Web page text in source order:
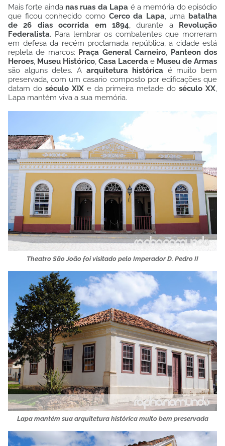
Mais forte ainda nas ruas da Lapa é a memória do episódio
que ficou conhecido como Cerco da Lapa, uma batalha
de 26 dias ocorrida em 1894, durante a Revolução
Federalista. Para lembrar os combatentes que morreram
em defesa da recém proclamada república, a cidade está
repleta de marcos: Praça General Carneiro, Panteon dos
Heroes, Museu Histórico, Casa Lacerda e Museu de Armas
são alguns deles. A arquitetura histórica é muito bem
preservada, com um casario composto por edificações que
datam do século XIXe da primeira metade doséculo XX,
Lapa mantém viva a sua memória.
Theatro São João foi visitado pelo Imperador D. Pedro II
Lapa mantém sua arquitetura histórica muito bem preservada